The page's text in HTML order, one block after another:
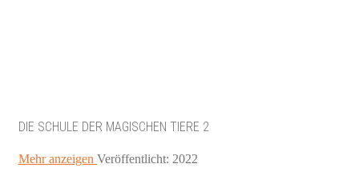
DIE SCHULE DER MAGISCHEN TIERE 2
Mehr anzeigen Veröffentlicht: 2022